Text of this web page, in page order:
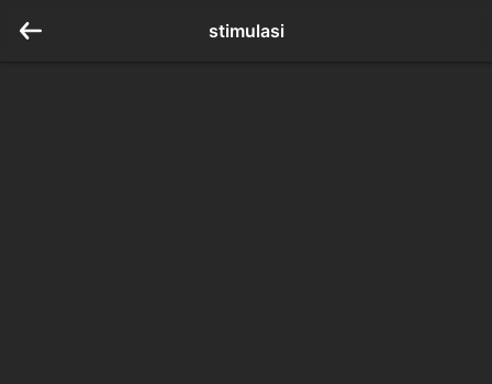
stimulasi